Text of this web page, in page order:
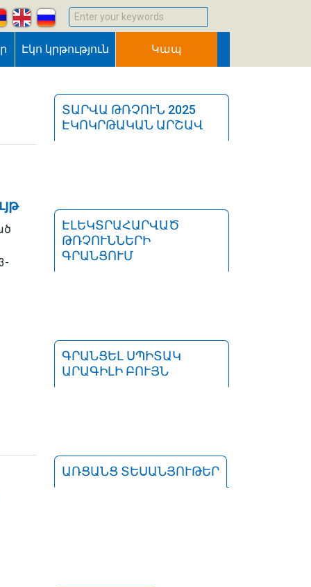
Enter your keywords
Էկո կրթություն Կապ
ՏԱՐՎԱ ԹՌՉՈՒՆ 2025
ԷԿՈԿՐԹԱԿԱՆ ԱՐՇԱՎ
ԷԼԵԿՏՐԱՀԱՐՎԱԾ
ԹՌՉՈՒՆՆԵՐԻ
ԳՐԱՆՑՈՒՄ
ԳՐԱՆՑԵԼ ՍՊԻՏԱԿ
ԱՐԱԳԻԼԻ ԲՈՒՅՆ
ԱՌՑԱՆՑ ՏԵՍԱՆՅՈՒԹԵՐ